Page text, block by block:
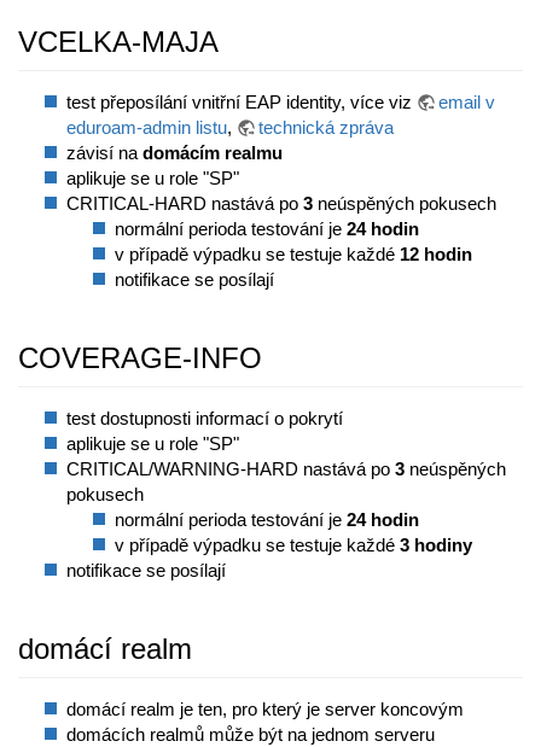
VCELKA-MAJA
test přeposílání vnitřní EAP identity, více viz
email v
eduroam-admin listu,
technická zpráva
závisí na domácím realmu
aplikuje se u role "SP"
CRITICAL-HARD nastává po 3 neúspěných pokusech
normální perioda testování je 24 hodin
v případě výpadku se testuje každé 12 hodin
notifikace se posílají
COVERAGE-INFO
test dostupnosti informací o pokrytí
aplikuje se u role "SP"
CRITICAL/WARNING-HARD nastává po 3 neúspěných
pokusech
normální perioda testování je 24 hodin
v případě výpadku se testuje každé 3 hodiny
notifikace se posílají
domácí realm
domácí realm je ten, pro který je server koncovým
domácích realmů může být na jednom serveru